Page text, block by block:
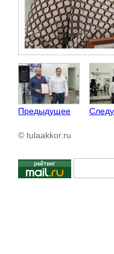
Предыдущее
© tulaakkor.ru